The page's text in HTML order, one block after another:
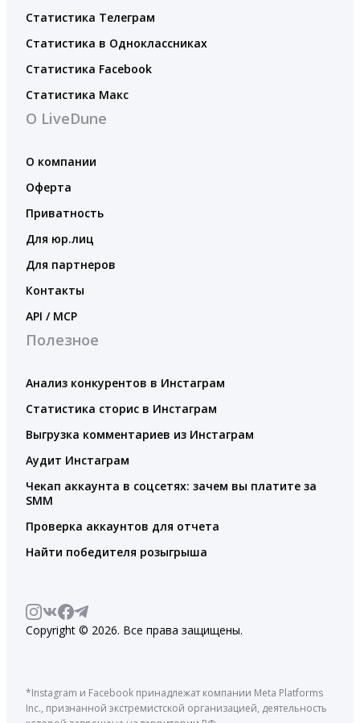
Статистика Телеграм
Статистика в Одноклассниках
Статистика Facebook
Статистика Макс
О LiveDune
О компании
Оферта
Приватность
Для юр.лиц
Для партнеров
Контакты
API / MCP
Полезное
Анализ конкурентов в Инстаграм
Статистика сторис в Инстаграм
Выгрузка комментариев из Инстаграм
Аудит Инстаграм
Чекап аккаунта в соцсетях: зачем вы платите за
SMM
Проверка аккаунтов для отчета
Найти победителя розыгрыша
Copyright © 2026. Все права защищены.
*Instagram и Facebook принадлежат компании Meta Platforms
Inc., признанной экстремистской организацией, деятельность